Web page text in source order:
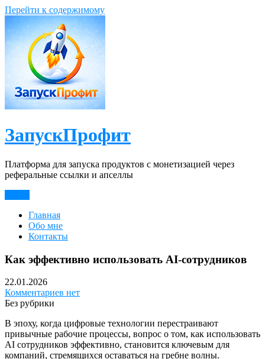
Перейти к содержимому
ЗапускПрофит
Платформа для запуска продуктов с монетизацией через
реферальные ссылки и апселлы
Главная
Обо мне
Контакты
Как эффективно использовать AI-сотрудников
22.01.2026
Комментариев нет
Без рубрики
В эпоху, когда цифровые технологии перестраивают
привычные рабочие процессы, вопрос о том, как использовать
AI сотрудников эффективно, становится ключевым для
компаний, стремящихся оставаться на гребне волны.